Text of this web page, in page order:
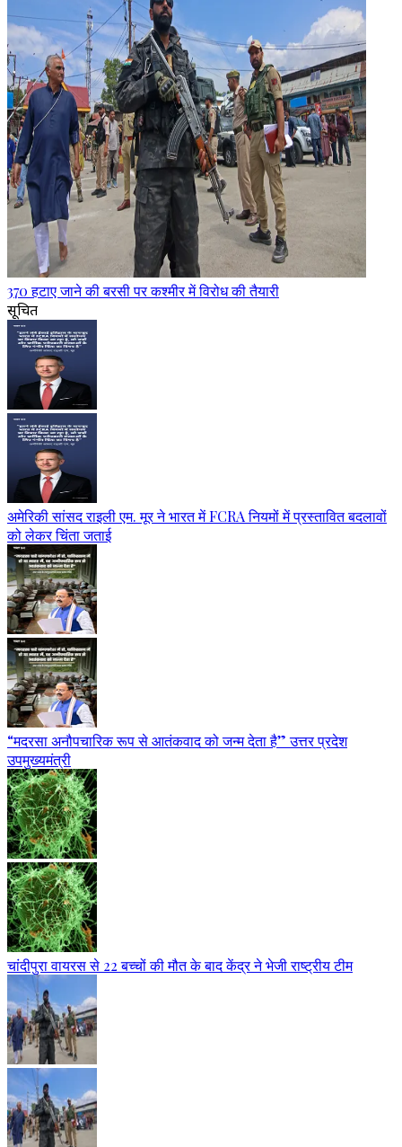
370 हटाए जाने की बरसी पर कश्मीर में विरोध की तैयारी
सूचित
अमेरिकी सांसद राइली एम. मूर ने भारत में FCRA नियमों में प्रस्तावित बदलावों
को लेकर चिंता जताई
“मदरसा अनौपचारिक रूप से आतंकवाद को जन्म देता है” उत्तर प्रदेश
उपमुख्यमंत्री
चांदीपुरा वायरस से 22 बच्चों की मौत के बाद केंद्र ने भेजी राष्ट्रीय टीम